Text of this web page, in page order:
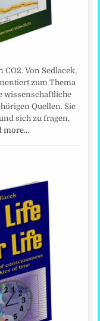
CO2. Von Sedlacek,
zum Thema
wissenschaftliche
Quellen. Sie
sich zu fragen,
more…